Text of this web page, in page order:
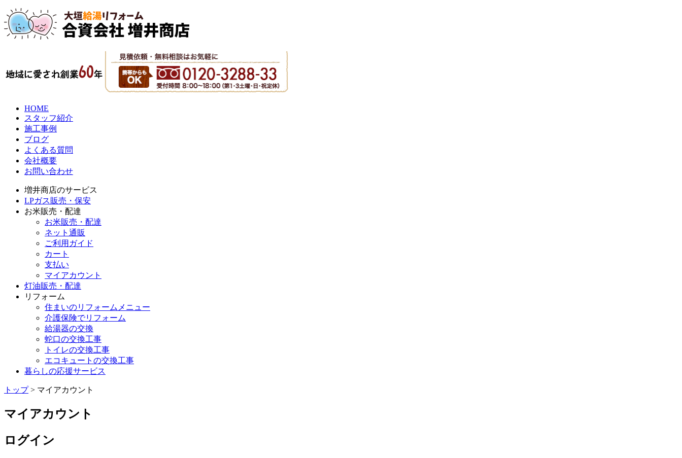
HOME
スタッフ紹介
施工事例
ブログ
よくある質問
会社概要
お問い合わせ
増井商店のサービス
LPガス販売・保安
お米販売・配達
お米販売・配達
ネット通販
ご利用ガイド
カート
支払い
マイアカウント
灯油販売・配達
リフォーム
住まいのリフォームメニュー
介護保険でリフォーム
給湯器の交換
蛇口の交換工事
トイレの交換工事
エコキュートの交換工事
暮らしの応援サービス
トップ> マイアカウント
マイアカウント
ログイン